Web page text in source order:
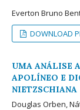
Everton Bruno
DOWNLOAD
UMA ANÁLISE
APOLÍNEO E
NIETZSCHIANA
Douglas Orben,